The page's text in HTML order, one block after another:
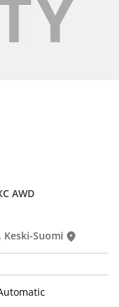
AWD
Keski-Suomi